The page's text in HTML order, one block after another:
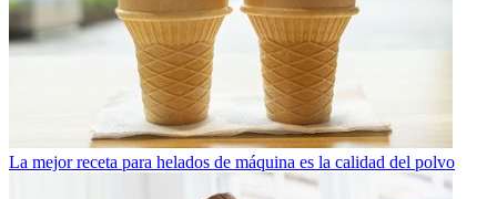
La mejor receta para helados de máquina es la calidad del polvo